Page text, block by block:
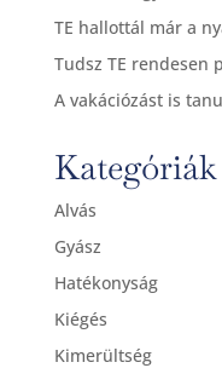
TE hallottál már a
Tudsz TE rendesen
A vakációzást is
Kategóriák
Alvás
Gyász
Hatékonyság
Kiégés
Kimerültség